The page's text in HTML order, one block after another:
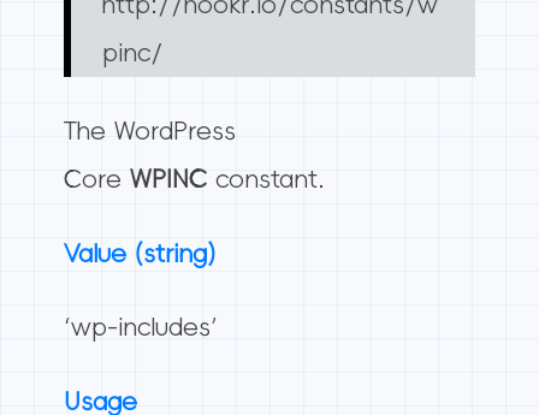
pinc/
The WordPress
Core WPINCconstant.
Value (string)
‘wp-includes’
Usage